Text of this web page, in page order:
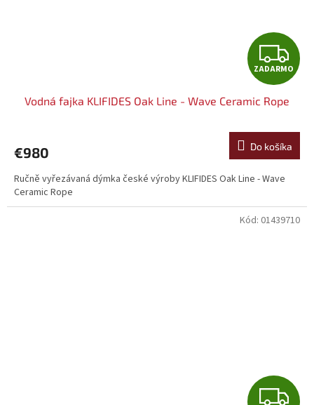
Z
A
D
A
M
O
ZADARMO
Vodná fajka KLIFIDES Oak Line - Wave Ceramic Rope
€980 Do košíka
Ručně vyřezávaná dýmka české výroby KLIFIDES Oak Line - Wave
Ceramic Rope
Z
Kód: 01439710